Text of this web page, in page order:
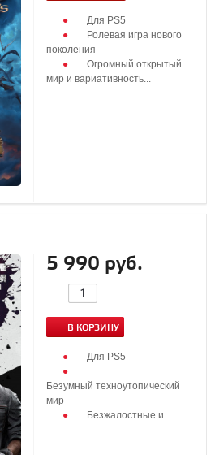
Для PS5
Ролевая игра нового
поколения
Огромный открытый
мир и вариативность...
5 990 руб.
В КОРЗИНУ
Для PS5
Безумный техноутопический
мир
Безжалостные и...